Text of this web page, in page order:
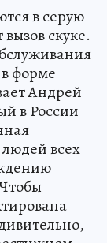
в серую
скуке.
форме
Андрей
в России
всех